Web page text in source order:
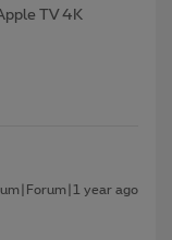
TV 4K
year ago